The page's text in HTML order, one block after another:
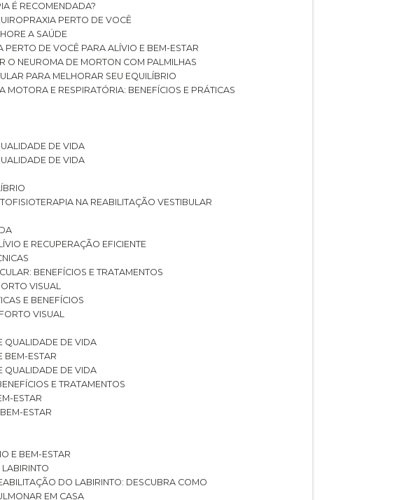
É RECOMENDADA?
PERTO DE VOCÊ
A SAÚDE
PERTO DE VOCÊ PARA ALÍVIO E BEM-ESTAR
O NEUROMA DE MORTON COM PALMILHAS
PARA MELHORAR SEU EQUILÍBRIO
MOTORA E RESPIRATÓRIA: BENEFÍCIOS E PRÁTICAS
DE VIDA
DE VIDA
FISIOTERAPIA NA REABILITAÇÃO VESTIBULAR
E RECUPERAÇÃO EFICIENTE
BENEFÍCIOS E TRATAMENTOS
VISUAL
E BENEFÍCIOS
VISUAL
QUALIDADE DE VIDA
BEM-ESTAR
QUALIDADE DE VIDA
E TRATAMENTOS
ESTAR
ESTAR
E BEM-ESTAR
LABIRINTO
DO LABIRINTO: DESCUBRA COMO
EM CASA